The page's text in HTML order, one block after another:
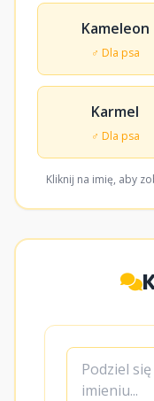
Kameleon
♂ Dla psa
Karmel
♂ Dla psa
Kliknij na imię, aby